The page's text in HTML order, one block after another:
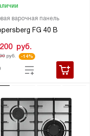
варочная панель
FG 40 B
руб.
руб. -14%